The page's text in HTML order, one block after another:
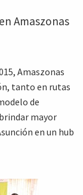
Amaszonas
Amaszonas
tanto en rutas
de
mayor
en un hub